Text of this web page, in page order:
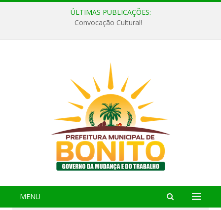
ÚLTIMAS PUBLICAÇÕES:
Convocação Cultural!
MENU